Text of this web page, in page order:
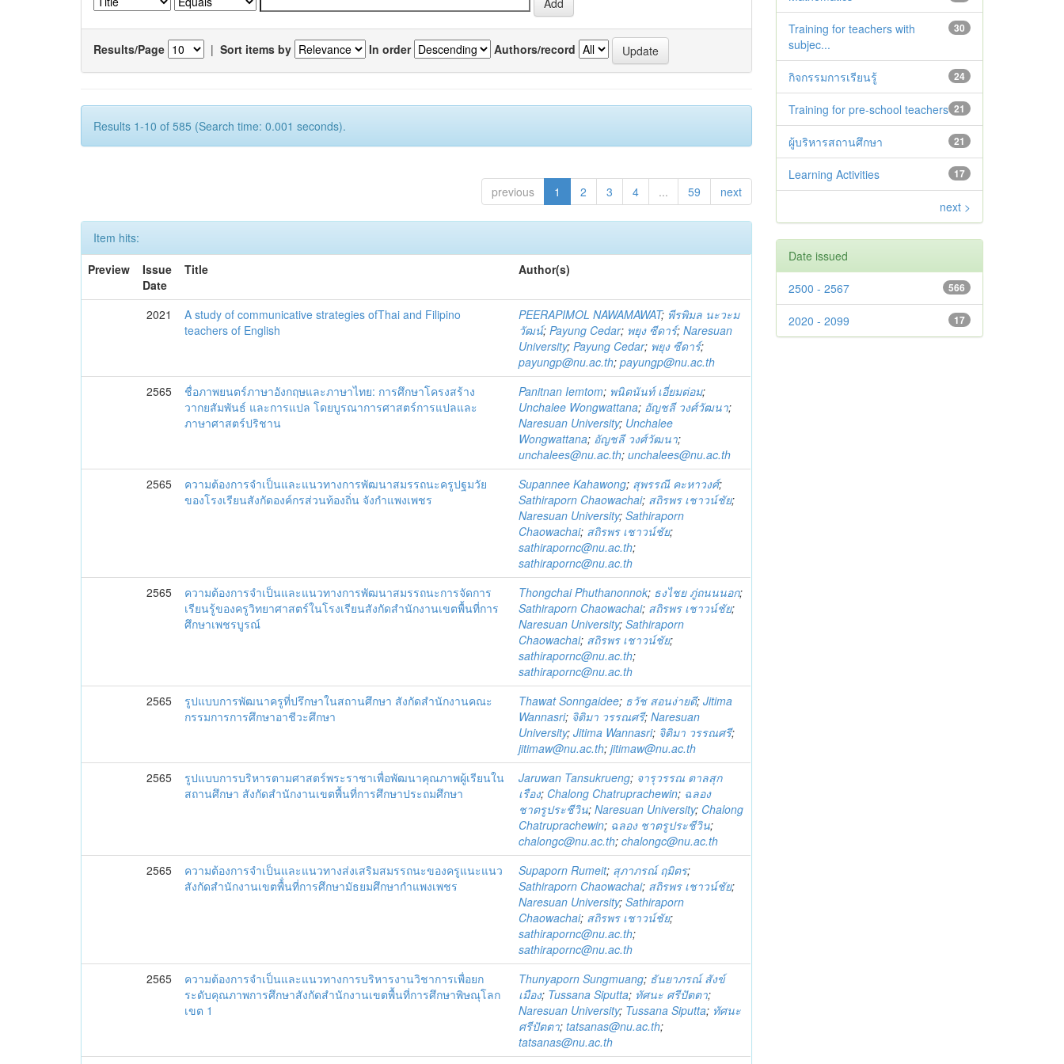
Results/Page | Sort items by In order Authors/record
Results 1-10 of 585 (Search time: 0.001 seconds).
previous 1 2 3 4 ... 59 next
Item hits:
Preview
Issue
Date
Title Author(s)
2021
A study of communicative strategies ofThai and Filipino
teachers of English
PEERAPIMOL NAWAMAWAT; พีรพิมล นะวะม
วัฒน์;Payung Cedar; พยุง ซีดาร์;Naresuan
University;Payung Cedar; พยุง ซีดาร์;
payungp@nu.ac.th;payungp@nu.ac.th
2565
ชื่อภาพยนตร์ภาษาอังกฤษและภาษาไทย: การศึกษาโครงสร้าง
วากยสัมพันธ์ และการแปล โดยบูรณาการศาสตร์การแปลและ
ภาษาศาสตร์ปริชาน
Panitnan Iemtom; พนิตนันท์ เอี่ยมต่อม;
Unchalee Wongwattana; อัญชลี วงศ์วัฒนา;
Naresuan University; Unchalee
Wongwattana; อัญชลี วงศ์วัฒนา;
unchalees@nu.ac.th;unchalees@nu.ac.th
2565
ความต้องการจำเป็นและแนวทางการพัฒนาสมรรถนะครูปฐมวัย
ของโรงเรียนสังกัดองค์กรส่วนท้องถิ่น จังกำแพงเพชร
Supannee Kahawong; สุพรรณี คะหาวงศ์;
Sathiraporn Chaowachai; สถิรพร เชาวน์ชัย;
Naresuan University;Sathiraporn
Chaowachai; สถิรพร เชาวน์ชัย;
sathirapornc@nu.ac.th;
sathirapornc@nu.ac.th
2565
ความต้องการจำเป็นและแนวทางการพัฒนาสมรรถนะการจัดการ
เรียนรู้ของครูวิทยาศาสตร์ในโรงเรียนสังกัดสำนักงานเขตพื้นที่การ
ศึกษาเพชรบูรณ์
Thongchai Phuthanonnok; ธงไชย ภู่ถนนนอก;
Sathiraporn Chaowachai; สถิรพร เชาวน์ชัย;
Naresuan University;Sathiraporn
Chaowachai; สถิรพร เชาวน์ชัย;
sathirapornc@nu.ac.th;
sathirapornc@nu.ac.th
2565
รูปแบบการพัฒนาครูที่ปรึกษาในสถานศึกษา สังกัดสำนักงานคณะ
กรรมการการศึกษาอาชีวะศึกษา
Thawat Sonngaidee; ธวัช สอนง่ายดี;Jitima
Wannasri; จิติมา วรรณศรี;Naresuan
University;Jitima Wannasri; จิติมา วรรณศรี;
jitimaw@nu.ac.th;jitimaw@nu.ac.th
2565
รูปแบบการบริหารตามศาสตร์พระราชาเพื่อพัฒนาคุณภาพผู้เรียนใน
สถานศึกษา สังกัดสำนักงานเขตพื้นที่การศึกษาประถมศึกษา
Jaruwan Tansukrueng; จารุวรรณ ตาลสุก
เรือง; Chalong Chatruprachewin; ฉลอง
ชาตรูประชีวิน;Naresuan University; Chalong
Chatruprachewin; ฉลอง ชาตรูประชีวิน;
chalongc@nu.ac.th;chalongc@nu.ac.th
2565
ความต้องการจำเป็นและแนวทางส่งเสริมสมรรถนะของครูแนะแนว
สังกัดสำนักงานเขตพื้่นที่การศึกษามัธยมศึกษากำแพงเพชร
Supaporn Rumeit; สุภาภรณ์ ฤมิตร;
Sathiraporn Chaowachai; สถิรพร เชาวน์ชัย;
Naresuan University;Sathiraporn
Chaowachai; สถิรพร เชาวน์ชัย;
sathirapornc@nu.ac.th;
sathirapornc@nu.ac.th
2565
ความต้องการจำเป็นและแนวทางการบริหารงานวิชาการเพื่อยก
ระดับคุณภาพการศึกษาสังกัดสำนักงานเขตพื้นที่การศึกษาพิษณุโลก
เขต 1
Thunyaporn Sungmuang; ธันยาภรณ์ สังข์
เมือง; Tussana Siputta; ทัศนะ ศรีปัตตา;
Naresuan University; Tussana Siputta; ทัศนะ
ศรีปัตตา;tatsanas@nu.ac.th;
tatsanas@nu.ac.th
30
Training for teachers with
subjec...
24
กิจกรรมการเรียนรู้
21
Training for pre-school teachers
21
ผู้บริหารสถานศึกษา
17
Learning Activities
next >
Date issued
566
2500 - 2567
17
2020 - 2099